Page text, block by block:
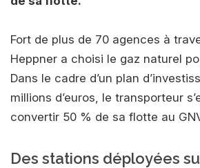
Fort de plus de 70 agences à
Heppner a choisi le gaz naturel
Dans le cadre d’un plan
millions d’euros, le transporteur
convertir 50 % de sa flotte au
Des stations déployées